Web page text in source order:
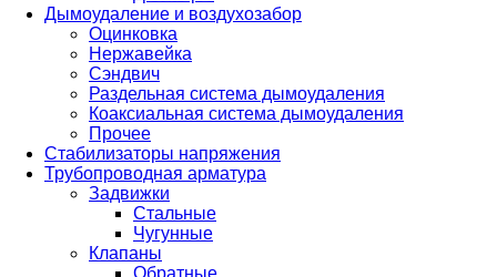
Дымоудаление и воздухозабор
Оцинковка
Нержавейка
Сэндвич
Раздельная система дымоудаления
Коаксиальная система дымоудаления
Прочее
Стабилизаторы напряжения
Трубопроводная арматура
Задвижки
Стальные
Чугунные
Клапаны
Обратные